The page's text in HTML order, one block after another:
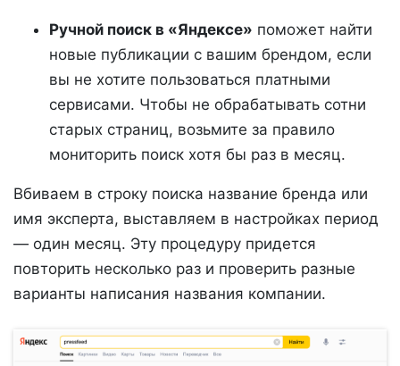
Ручной поиск в «Яндексе» поможет найти
новые публикации с вашим брендом, если
вы не хотите пользоваться платными
сервисами. Чтобы не обрабатывать сотни
старых страниц, возьмите за правило
мониторить поиск хотя бы раз в месяц.
Вбиваем в строку поиска название бренда или
имя эксперта, выставляем в настройках период
— один месяц. Эту процедуру придется
повторить несколько раз и проверить разные
варианты написания названия компании.